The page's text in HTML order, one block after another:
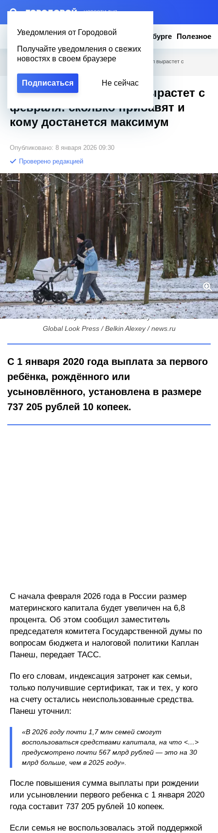
– НОВОСТИ ДНЯ
Уведомления от Городовой
Получайте уведомления о свежих
новостях в своем браузере
Подписаться Не сейчас
Новости Эксклюзив Вопросы о Петербурге Полезное
Городовой Новости Петербурга / Материнский капитал вырастет с
Материнский капитал вырастет с
февраля: сколько прибавят и
кому достанется максимум
Опубликовано: 8 января 2026 09:30
Проверено редакцией
Материнский капитал вырастет с февраля: сколько прибавят и
кому достанется максимум
Global Look Press / Belkin Alexey / news.ru
С 1 января 2020 года выплата за первого
ребёнка, рождённого или
усыновлённого, установлена в размере
737 205 рублей 10 копеек.
С начала февраля 2026 года в России размер
материнского капитала будет увеличен на 6,8
процента. Об этом сообщил заместитель
председателя комитета Государственной думы по
вопросам бюджета и налоговой политики Каплан
Панеш, передает ТАСС.
По его словам, индексация затронет как семьи,
только получившие сертификат, так и тех, у кого
на счету остались неиспользованные средства.
Панеш уточнил:
«В 2026 году почти 1,7 млн семей смогут
воспользоваться средствами капитала, на что <…>
предусмотрено почти 567 млрд рублей — это на 30
млрд больше, чем в 2025 году».
После повышения сумма выплаты при рождении
или усыновлении первого ребенка с 1 января 2020
года составит 737 205 рублей 10 копеек.
Если семья не воспользовалась этой поддержкой